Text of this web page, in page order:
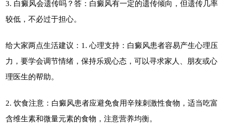
3. 白癜风会遗传吗？答：白癜风有一定的遗传倾向，但遗传几率
较低，不必过于担心。
给大家两点生活建议：1. 心理支持：白癜风患者容易产生心理压
力，要学会调节情绪，保持乐观心态，可以寻求家人、朋友或心
理医生的帮助。
2. 饮食注意：白癜风患者应避免食用辛辣刺激性食物，适当吃富
含维生素和微量元素的食物，注意营养均衡。